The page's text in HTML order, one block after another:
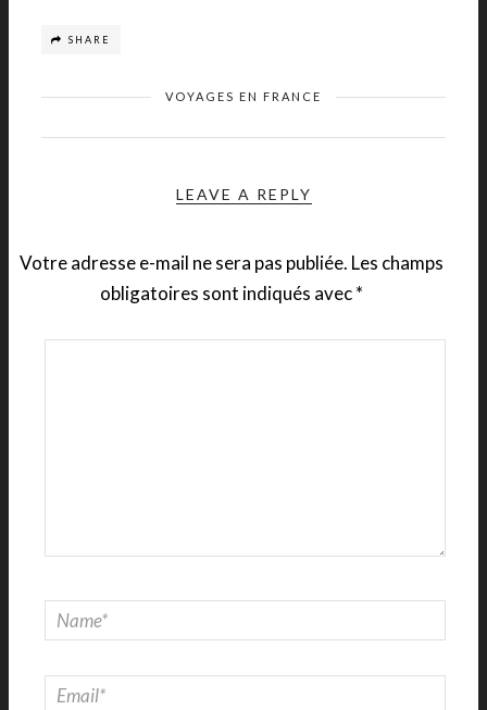
SHARE
VOYAGES EN FRANCE
LEAVE A REPLY
Votre adresse e-mail ne sera pas publiée. Les champs
obligatoires sont indiqués avec*